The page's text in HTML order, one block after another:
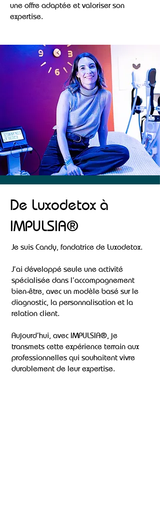
une offre adaptée et valoriser son
expertise.
De Luxodetox à
IMPULSIA®
Je suis Candy, fondatrice de Luxodetox.
J’ai développé seule une activité
spécialisée dans l’accompagnement
bien-être, avec un modèle basé sur le
diagnostic, la personnalisation et la
relation client.
Aujourd’hui, avec IMPULSIA®, je
transmets cette expérience terrain aux
professionnelles qui souhaitent vivre
durablement de leur expertise.